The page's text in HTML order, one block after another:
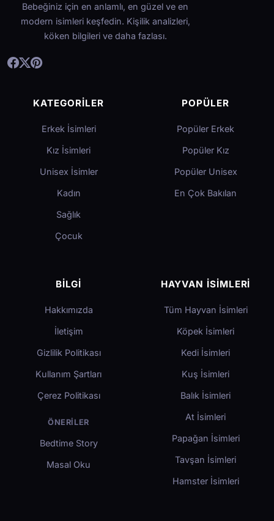
Bebeğiniz için en anlamlı, en güzel ve en
modern isimleri keşfedin. Kişilik analizleri,
köken bilgileri ve daha fazlası.
KATEGORILER
Erkek İsimleri
Kız İsimleri
Unisex İsimler
Kadın
Sağlık
Çocuk
POPÜLER
Popüler Erkek
Popüler Kız
Popüler Unisex
En Çok Bakılan
BILGI
Hakkımızda
İletişim
Gizlilik Politikası
Kullanım Şartları
Çerez Politikası
ÖNERILER
Bedtime Story
Masal Oku
HAYVAN İSIMLERI
Tüm Hayvan İsimleri
Köpek İsimleri
Kedi İsimleri
Kuş İsimleri
Balık İsimleri
At İsimleri
Papağan İsimleri
Tavşan İsimleri
Hamster İsimleri